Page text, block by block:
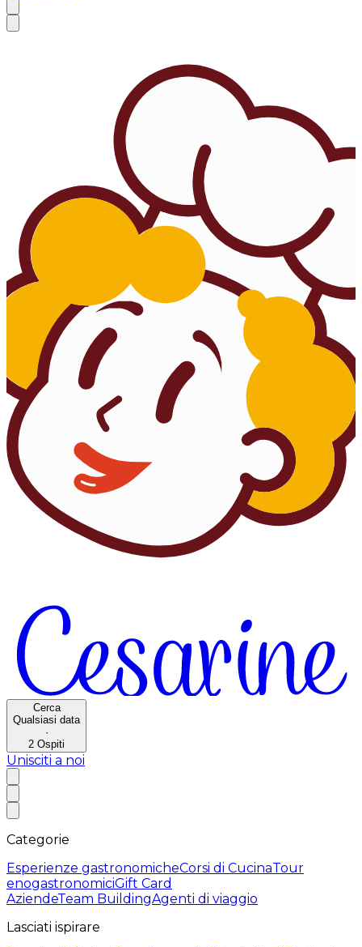
Cerca
Qualsiasi data
·
2 Ospiti
Unisciti a noi
Categorie
Esperienze gastronomicheCorsi di CucinaTour
enogastronomiciGift Card
AziendeTeam BuildingAgenti di viaggio
Lasciati ispirare